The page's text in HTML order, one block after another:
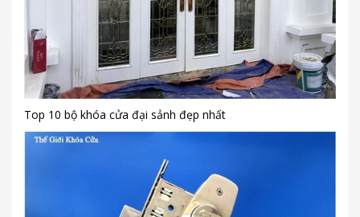
Top 10 bộ khóa cửa đại sảnh đẹp nhất